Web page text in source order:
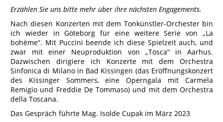
Erzählen Sie uns bitte mehr über ihre nächsten Engagements.
Nach diesen Konzerten mit dem Tonkünstler-Orchester bin
ich wieder in Göteborg für eine weitere Serie von „La
bohème“. Mit Puccini beende ich diese Spielzeit auch, und
zwar mit einer Neuproduktion von „Tosca“ in Aarhus.
Dazwischen dirigiere ich Konzerte mit dem Orchestra
Sinfonica di Milano in Bad Kissingen (das Eröffnungskonzert
des Kissinger Sommers, eine Operngala mit Carmela
Remigio und Freddie De Tommaso) und mit dem Orchestra
della Toscana.
Das Gespräch führte Mag. Isolde Cupak im März 2023